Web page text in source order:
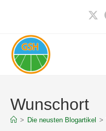
Wunschort
> Die neusten Blogartikel >